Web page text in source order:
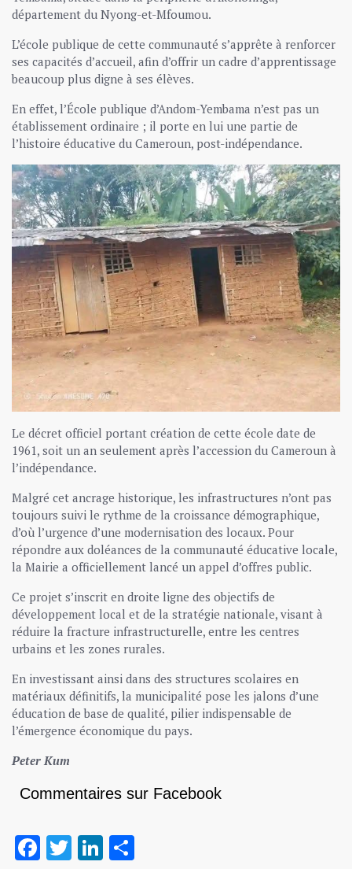
département du Nyong-et-Mfoumou.
L’école publique de cette communauté s’apprête à renforcer
ses capacités d’accueil, afin d’offrir un cadre d’apprentissage
beaucoup plus digne à ses élèves.
En effet, l’École publique d’Andom-Yembama n’est pas un
établissement ordinaire ; il porte en lui une partie de
l’histoire éducative du Cameroun, post-indépendance.
Le décret officiel portant création de cette école date de
1961, soit un an seulement après l’accession du Cameroun à
l’indépendance.
Malgré cet ancrage historique, les infrastructures n’ont pas
toujours suivi le rythme de la croissance démographique,
d’où l’urgence d’une modernisation des locaux. Pour
répondre aux doléances de la communauté éducative locale,
la Mairie a officiellement lancé un appel d’offres public.
Ce projet s’inscrit en droite ligne des objectifs de
développement local et de la stratégie nationale, visant à
réduire la fracture infrastructurelle, entre les centres
urbains et les zones rurales.
En investissant ainsi dans des structures scolaires en
matériaux définitifs, la municipalité pose les jalons d’une
éducation de base de qualité, pilier indispensable de
l’émergence économique du pays.
Peter Kum
Commentaires sur Facebook
Facebook
TwitterLinkedIn